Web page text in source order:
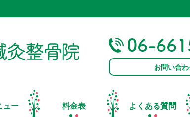
お問い合わ
ュー 料金表 よくある質問